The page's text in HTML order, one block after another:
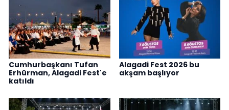
Cumhurbaşkanı Tufan
Erhürman, Alagadi Fest'e
katıldı
Alagadi Fest 2026 bu
akşam başlıyor